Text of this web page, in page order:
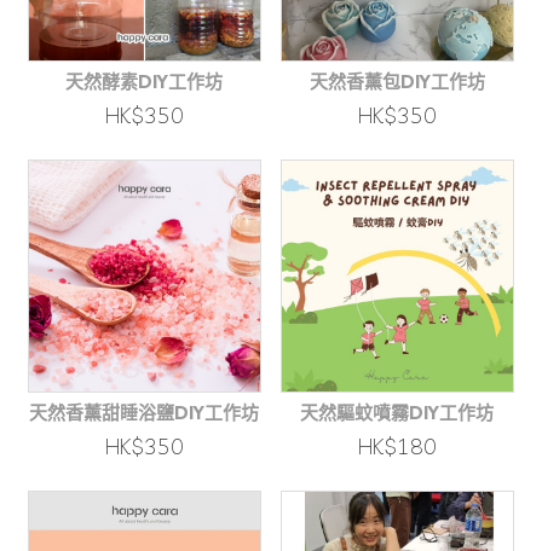
天然酵素DIY工作坊
HK$350
天然香薰包DIY工作坊
HK$350
天然香薰甜睡浴鹽DIY工作坊
HK$350
天然驅蚊噴霧DIY工作坊
HK$180